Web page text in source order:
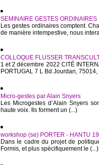
SEMINAIRE GESTES ORDINAIRES
Les gestes ordinaires comptent.
de manière intempestive, nous
COLLOQUE FLUSSER
1 et 2 décembre 2022 CITÉ
PORTUGAL 7 L Bd Jourdan,
Micro-gestes par Alain Snyers
Les Microgestes d’Alain Snyers
haute voix. Ils forment un (...)
workshop (se) PORTER - HANTU
Dans le cadre du projet de
Formis, et plus spécifiquement le (...)